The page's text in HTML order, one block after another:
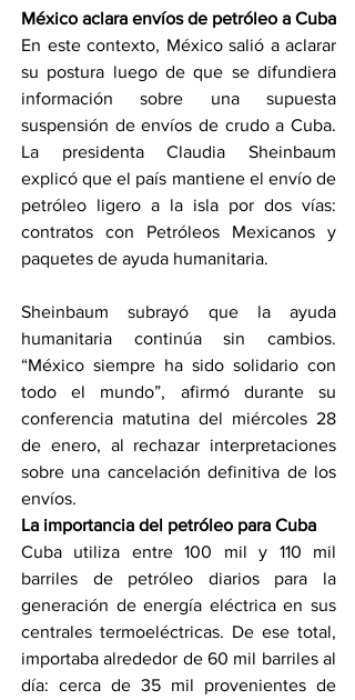
México aclara envíos de petróleo a Cuba
En este contexto, México salió a aclarar
su postura luego de que se difundiera
información sobre una supuesta
suspensión de envíos de crudo a Cuba.
La presidenta Claudia Sheinbaum
explicó que el país mantiene el envío de
petróleo ligero a la isla por dos vías:
contratos con Petróleos Mexicanos y
paquetes de ayuda humanitaria.
Sheinbaum subrayó que la ayuda
humanitaria continúa sin cambios.
“México siempre ha sido solidario con
todo el mundo”, afirmó durante su
conferencia matutina del miércoles 28
de enero, al rechazar interpretaciones
sobre una cancelación definitiva de los
envíos.
La importancia del petróleo para Cuba
Cuba utiliza entre 100 mil y 110 mil
barriles de petróleo diarios para la
generación de energía eléctrica en sus
centrales termoeléctricas. De ese total,
importaba alrededor de 60 mil barriles al
día: cerca de 35 mil provenientes de